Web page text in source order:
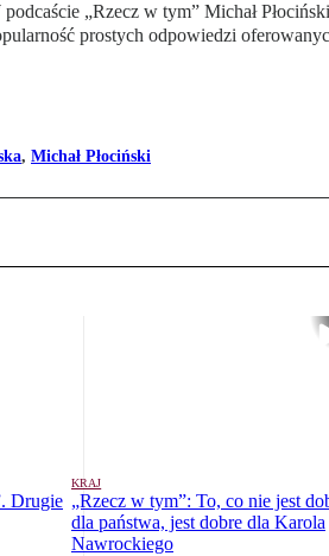
podcaście „Rzecz w tym” Michał
prostych odpowiedzi
, Michał Płociński
Drugie
KRAJ
„Rzecz w tym”: To, co nie jest
dla państwa, jest dobre dla Karola
Nawrockiego